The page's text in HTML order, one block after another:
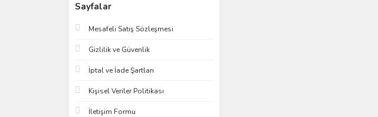
Sayfalar
Mesafeli Satış Sözleşmesi
Gizlilik ve Güvenlik
İptal ve İade Şartları
Kişisel Veriler Politikası
İletişim Formu